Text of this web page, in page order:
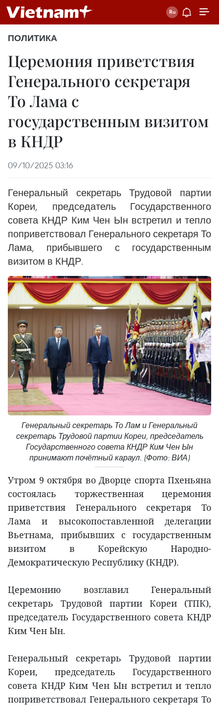
ПОЛИТИКА
Церемония приветствия
Генерального секретаря
То Лама с
государственным визитом
в КНДР
09/10/2025 03:16
Генеральный секретарь Трудовой партии
Кореи, председатель Государственного
совета КНДР Ким Чен Ын встретил и тепло
поприветствовал Генерального секретаря То
Лама, прибывшего с государственным
визитом в КНДР.
Генеральный секретарь То Лам и Генеральный
секретарь Трудовой партии Кореи, председатель
Государственного совета КНДР Ким Чен Ын
принимают почётный караул. (Фото: ВИА)
Утром 9 октября во Дворце спорта Пхеньяна
состоялась торжественная церемония
приветствия Генерального секретаря То
Лама и высокопоставленной делегации
Вьетнама, прибывших с государственным
визитом в Корейскую Народно-
Демократическую Республику (КНДР).
Церемонию возглавил Генеральный
секретарь Трудовой партии Кореи (ТПК),
председатель Государственного совета КНДР
Ким Чен Ын.
Генеральный секретарь Трудовой партии
Кореи, председатель Государственного
совета КНДР Ким Чен Ын встретил и тепло
поприветствовал Генерального секретаря То